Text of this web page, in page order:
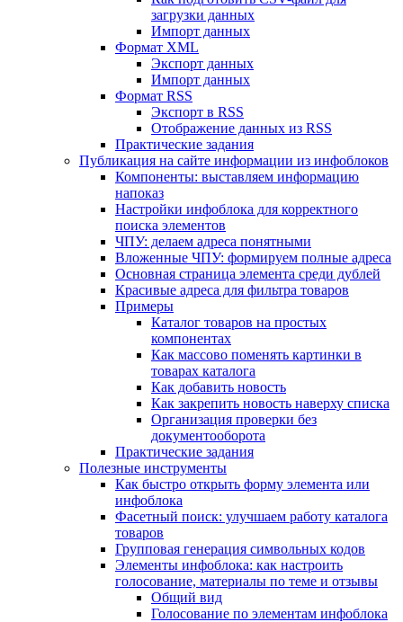
загрузки данных
Импорт данных
Формат XML
Экспорт данных
Импорт данных
Формат RSS
Экспорт в RSS
Отображение данных из RSS
Практические задания
Публикация на сайте информации из инфоблоков
Компоненты: выставляем информацию
напоказ
Настройки инфоблока для корректного
поиска элементов
ЧПУ: делаем адреса понятными
Вложенные ЧПУ: формируем полные адреса
Основная страница элемента среди дублей
Красивые адреса для фильтра товаров
Примеры
Каталог товаров на простых
компонентах
Как массово поменять картинки в
товарах каталога
Как добавить новость
Как закрепить новость наверху списка
Организация проверки без
документооборота
Практические задания
Полезные инструменты
Как быстро открыть форму элемента или
инфоблока
Фасетный поиск: улучшаем работу каталога
товаров
Групповая генерация символьных кодов
Элементы инфоблока: как настроить
голосование, материалы по теме и отзывы
Общий вид
Голосование по элементам инфоблока